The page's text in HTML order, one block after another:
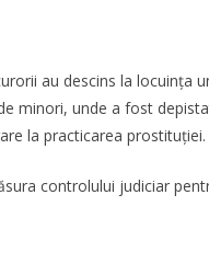
au descins la locuinţa
minori, unde a fost
la practicarea prostituţiei.
controlului judiciar